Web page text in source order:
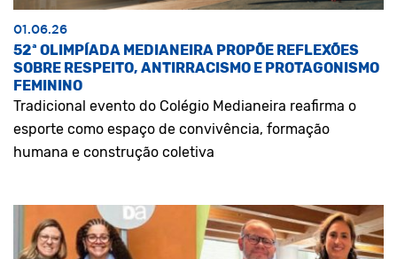
01.06.26
52ª OLIMPÍADA MEDIANEIRA PROPÕE REFLEXÕES
SOBRE RESPEITO, ANTIRRACISMO E PROTAGONISMO
FEMININO
Tradicional evento do Colégio Medianeira reafirma o
esporte como espaço de convivência, formação
humana e construção coletiva